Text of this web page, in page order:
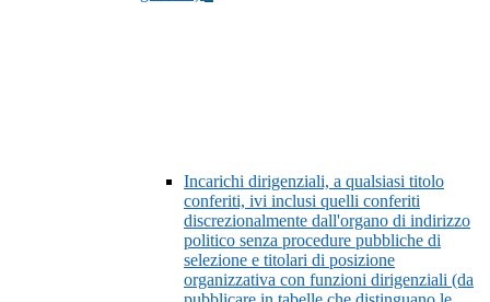
Incarichi dirigenziali, a qualsiasi titolo
conferiti, ivi inclusi quelli conferiti
discrezionalmente dall'organo di indirizzo
politico senza procedure pubbliche di
selezione e titolari di posizione
organizzativa con funzioni dirigenziali (da